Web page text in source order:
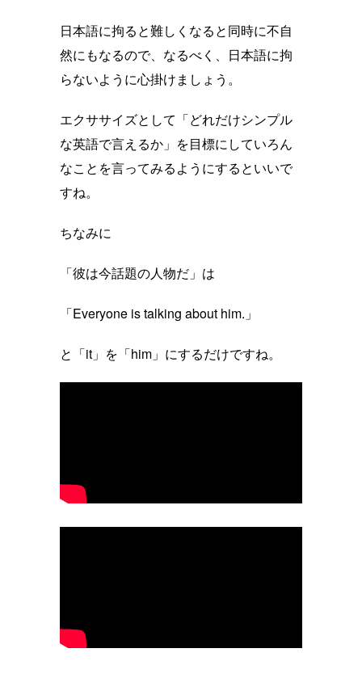
日本語に拘ると難しくなると同時に不自
然にもなるので、なるべく、日本語に拘
らないように心掛けましょう。
エクササイズとして「どれだけシンプル
な英語で言えるか」を目標にしていろん
なことを言ってみるようにするといいで
すね。
ちなみに
「彼は今話題の人物だ」は
「Everyone is talking about him.」
と「it」を「him」にするだけですね。